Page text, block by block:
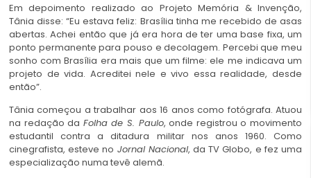
Em depoimento realizado ao Projeto Memória & Invenção,
Tânia disse: “Eu estava feliz: Brasília tinha me recebido de asas
abertas. Achei então que já era hora de ter uma base fixa, um
ponto permanente para pouso e decolagem. Percebi que meu
sonho com Brasília era mais que um filme: ele me indicava um
projeto de vida. Acreditei nele e vivo essa realidade, desde
então”.
Tânia começou a trabalhar aos 16 anos como fotógrafa. Atuou
na redação da Folha de S. Paulo, onde registrou o movimento
estudantil contra a ditadura militar nos anos 1960. Como
cinegrafista, esteve no Jornal Nacional, da TV Globo, e fez uma
especialização numa tevê alemã.